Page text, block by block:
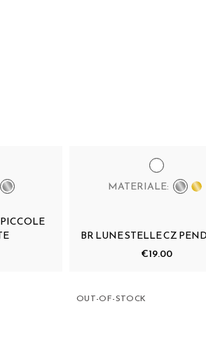
MATERIALE:
BR LUNE STELLE CZ
€19.00
OUT-OF-STOCK